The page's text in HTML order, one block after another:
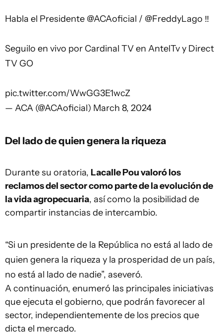
Habla el Presidente @ACAoficial / @FreddyLago ‼️
Seguilo en vivo por Cardinal TV en AntelTv y Direct
TV GO
pic.twitter.com/WwGG3E1wcZ
— ACA (@ACAoficial) March 8, 2024
Del lado de quien genera la riqueza
Durante su oratoria, Lacalle Pou valoró los
reclamos del sector como parte de la evolución de
la vida agropecuaria, así como la posibilidad de
compartir instancias de intercambio.
“Si un presidente de la República no está al lado de
quien genera la riqueza y la prosperidad de un país,
no está al lado de nadie”, aseveró.
A continuación, enumeró las principales iniciativas
que ejecuta el gobierno, que podrán favorecer al
sector, independientemente de los precios que
dicta el mercado.